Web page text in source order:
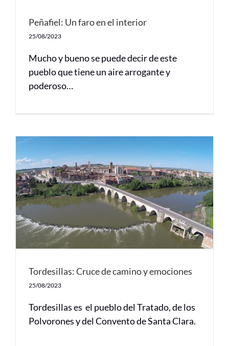
Peñafiel: Un faro en el interior
25/08/2023
Mucho y bueno se puede decir de este
pueblo que tiene un aire arrogante y
poderoso…
Tordesillas: Cruce de camino y emociones
25/08/2023
Tordesillas es el pueblo del Tratado, de los
Polvorones y del Convento de Santa Clara.